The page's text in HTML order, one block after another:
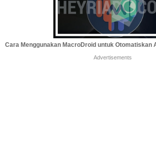
Cara Menggunakan MacroDroid untuk Otomatiskan
Advertisements